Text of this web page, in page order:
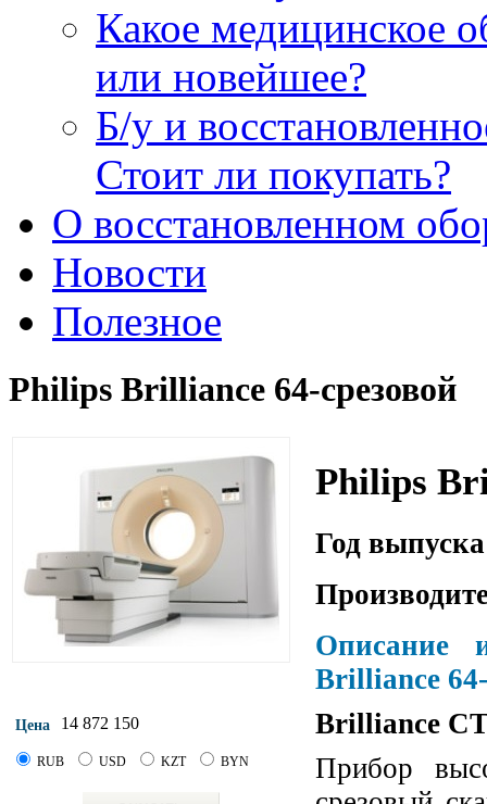
Какое медицинское
или новейшее?
Б/у и
Стоит ли покупать?
О восстановленном
Новости
Полезное
Philips Brilliance 64-срезовой
Цена 14 872 150
RUB USD KZT BYN
Philips
Год
Описание
Brilliance
Brilliance
Прибор